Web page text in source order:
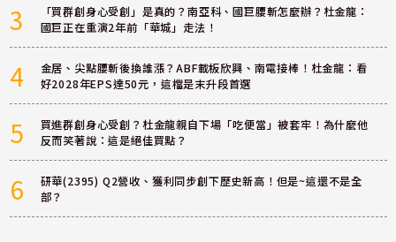
3
「買群創身心受創」是真的？南亞科、國巨腰斬怎麼辦？杜金龍：
國巨正在重演2年前「華城」走法！
4
金居、尖點腰斬後換誰漲？ABF載板欣興、南電接棒！杜金龍：看
好2028年EPS達50元，這檔是末升段首選
5
買進群創身心受創？杜金龍親自下場「吃便當」被套牢！為什麼他
反而笑著說：這是絕佳買點？
6
研華(2395) Q2營收、獲利同步創下歷史新高！但是~這還不是全
部？